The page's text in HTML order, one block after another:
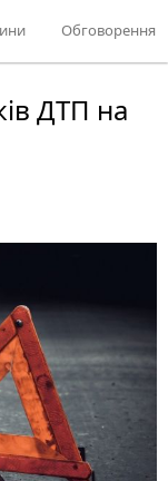
Обговорення
ДТП на